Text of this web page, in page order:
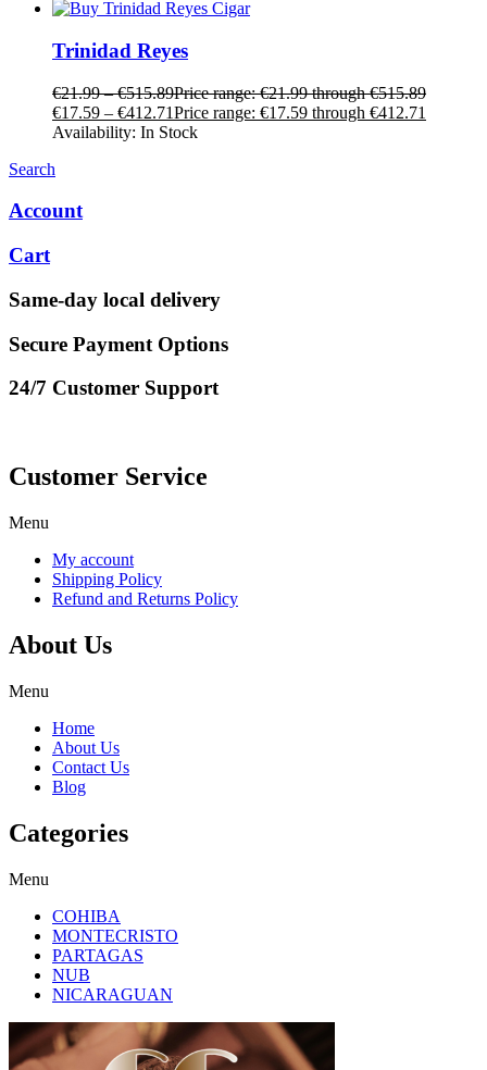
Trinidad Reyes
€21.99 – €515.89Price range: €21.99 through €515.89
€17.59 – €412.71Price range: €17.59 through €412.71
Availability: In Stock
Search
Account
Cart
Same-day local delivery
Secure Payment Options
24/7 Customer Support
Customer Service
Menu
My account
Shipping Policy
Refund and Returns Policy
About Us
Menu
Home
About Us
Contact Us
Blog
Categories
Menu
COHIBA
MONTECRISTO
PARTAGAS
NUB
NICARAGUAN